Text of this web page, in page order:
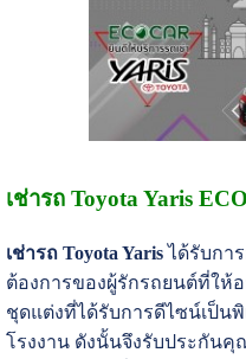
เช่ารถ Toyota Yaris
เช่ารถ Toyota Yarisได้รับกา
ต้องการของผู้รักรถยนต์ที่ใ
ชุดแต่งที่ได้รับการดีไซน์เป็น
โรงงาน ดังนั้นจึงรับประกันคุ